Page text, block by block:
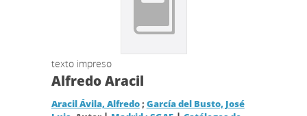
texto impreso
Alfredo Aracil
Aracil Ávila, Alfredo;García del Busto, José